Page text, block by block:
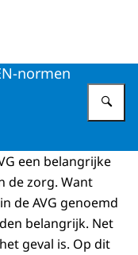
normen
een belangrijke
de zorg. Want
de AVG genoemd
belangrijk. Net
geval is. Op dit